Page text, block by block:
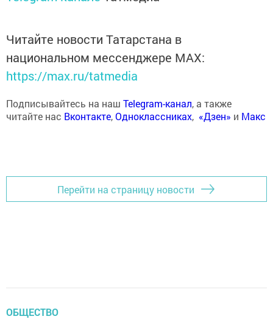
Читайте новости Татарстана в
национальном мессенджере MАХ:
https://max.ru/tatmedia
Подписывайтесь на наш Telegram-канал, а также
читайте нас Вконтакте,Одноклассниках, «Дзен» и Макс
Перейти на страницу новости
ОБЩЕСТВО